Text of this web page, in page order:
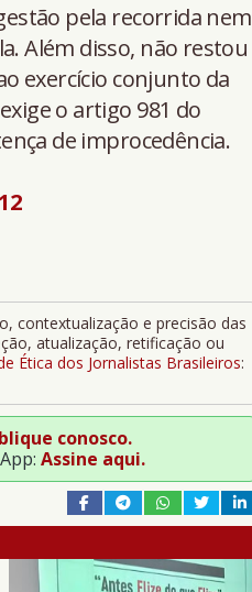
pela recorrida nem
Além disso, não restou
exercício conjunto da
o artigo 981 do
de improcedência.
contextualização e precisão das
atualização, retificação ou
Ética dos Jornalistas Brasileiros:
conosco.
Assine aqui.